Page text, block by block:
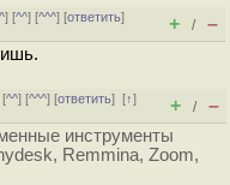
^] [^^] [^^^] [ответить]
+ / –
[^^] [^^^] [ответить][↑]
+ / –
инструменты
Remmina, Zoom,